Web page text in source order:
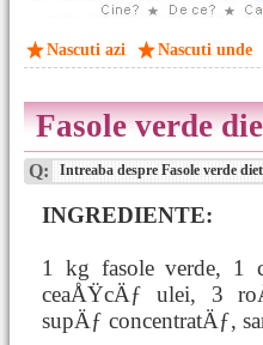
Nascuti azi Nascuti unde
Fasole verde
Q: Intreaba despre Fasole verde
INGREDIENTE:
1 kg fasole verde, 1
ceaÅŸcÄƒ ulei, 3
supÄƒ concentratÄƒ,